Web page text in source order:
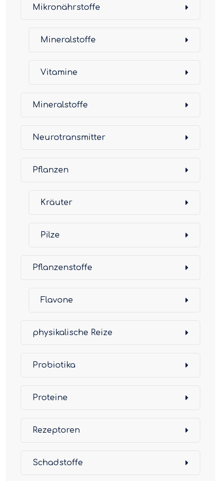
Mikronährstoffe
Mineralstoffe
Vitamine
Mineralstoffe
Neurotransmitter
Pflanzen
Kräuter
Pilze
Pflanzenstoffe
Flavone
physikalische Reize
Probiotika
Proteine
Rezeptoren
Schadstoffe